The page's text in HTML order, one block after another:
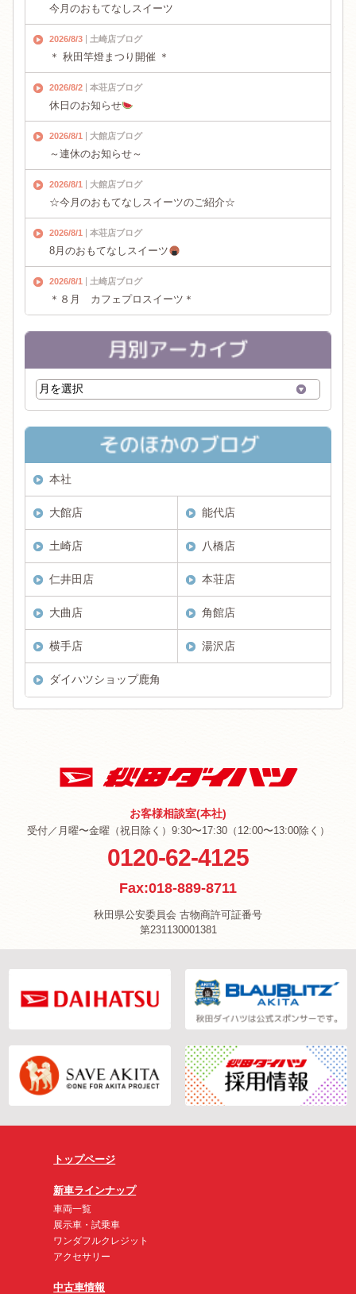
今月のおもてなしスイーツ
2026/8/3 土崎店ブログ
＊ 秋田竿燈まつり開催 ＊
2026/8/2 本荘店ブログ
休日のお知らせ
2026/8/1 大館店ブログ
～連休のお知らせ～
2026/8/1 大館店ブログ
☆今月のおもてなしスイーツのご紹介☆
2026/8/1 本荘店ブログ
8月のおもてなしスイーツ
2026/8/1 土崎店ブログ
＊８月 カフェプロスイーツ＊
本社
大館店 能代店
土崎店 八橋店
仁井田店 本荘店
大曲店 角館店
横手店 湯沢店
ダイハツショップ鹿角
お客様相談室(本社)
受付／月曜〜金曜（祝日除く）9:30〜17:30（12:00〜13:00除く）
0120-62-4125
Fax:018-889-8711
秋田県公安委員会 古物商許可証番号
第231130001381
トップページ
新車ラインナップ
車両一覧
展示車・試乗車
ワンダフルクレジット
アクセサリー
中古車情報